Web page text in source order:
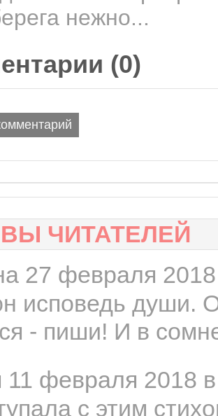
нежно...
(0)
ЧИТАТЕЛЕЙ
27 февраля
исповедь души.
- пиши! И в
февраля 2018
с этим